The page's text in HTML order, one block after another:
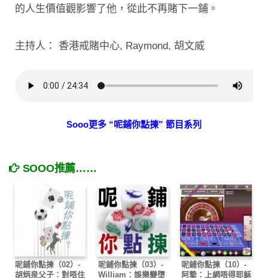
的人生價值觀影響了他，從此不再賭下一鋪。
主持人： 香港戒賭中心, Raymond, 胡文威
Sooo更多 “呢鋪你點揀” 節目系列
SOOO推薦……
呢鋪你點揀（02）-
胡炳泉父子：對唔住
呢鋪你點揀（03）-
William：娛樂變墮
呢鋪你點揀（10）-
阿摯：上網唔得耶穌